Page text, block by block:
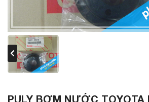
PULY BƠM NƯỚC TOYOTA